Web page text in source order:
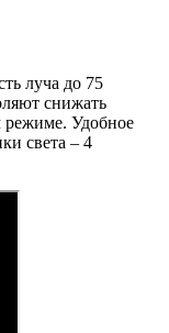
луча до 75
снижать
режиме. Удобное
света – 4